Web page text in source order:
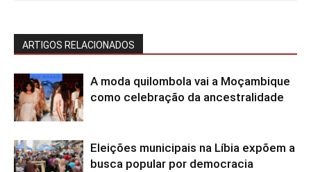
ARTIGOS RELACIONADOS
A moda quilombola vai a Moçambique
como celebração da ancestralidade
Eleições municipais na Líbia expõem a
busca popular por democracia